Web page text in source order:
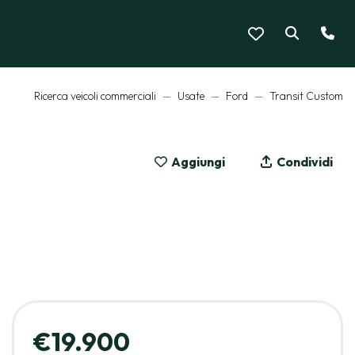
Ricerca veicoli commerciali Usate Ford Transit Custom
Aggiungi Condividi
€19.900